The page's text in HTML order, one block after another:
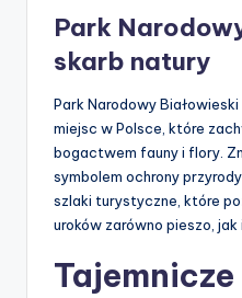
Park
skarb natury
Park Narodowy
miejsc w Polsce, które
bogactwem fauny i flory.
symbolem ochrony
szlaki turystyczne, które
uroków zarówno pieszo, jak